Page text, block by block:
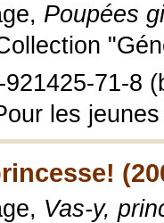
Poupées
71-8
les jeunes
Vas-y,